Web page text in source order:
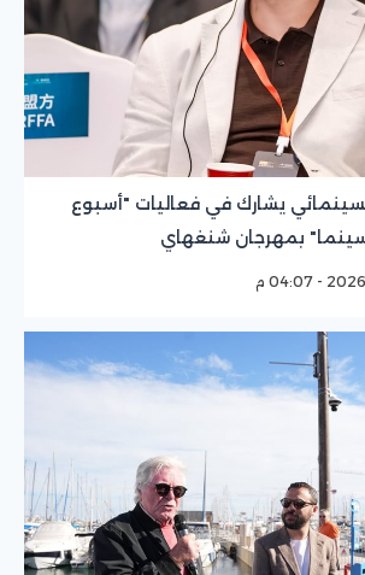
يشارك في فعاليات "أسبوع
بمهرجان شنغهاي